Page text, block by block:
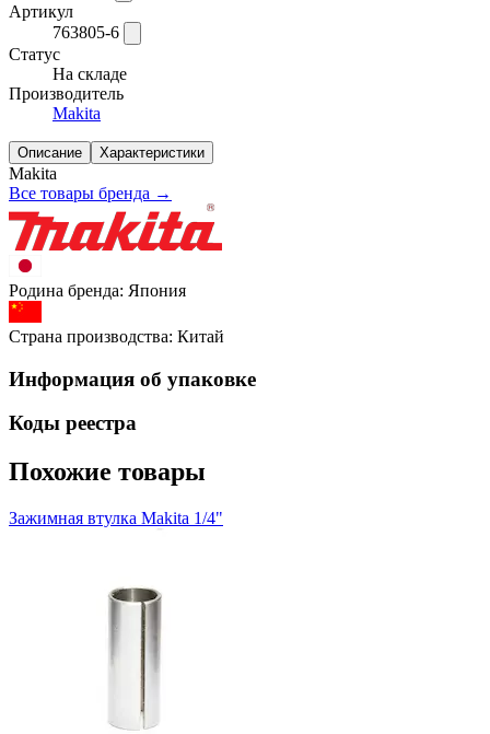
Артикул
763805-6
Статус
На складе
Производитель
Makita
Описание Характеристики
Makita
Все товары бренда →
Родина бренда: Япония
Страна производства: Китай
Информация об упаковке
Коды реестра
Похожие товары
Зажимная втулка Makita 1/4"